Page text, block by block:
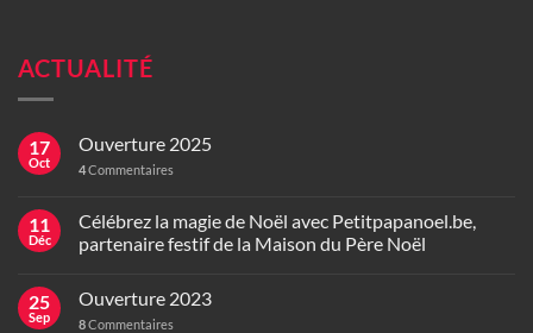
ACTUALITÉ
17
Oct
Ouverture 2025
4Commentaires
11
Déc
Célébrez la magie de Noël avec Petitpapanoel.be,
partenaire festif de la Maison du Père Noël
25
Sep
Ouverture 2023
8Commentaires